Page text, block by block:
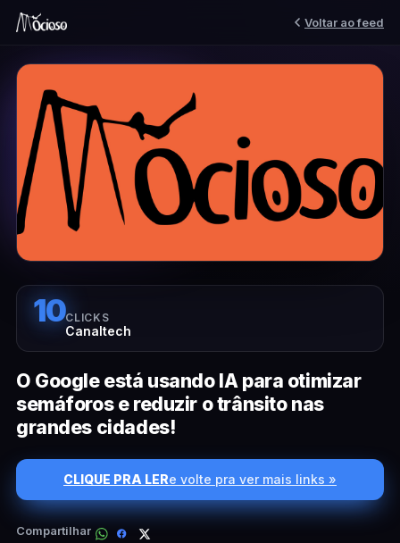
Voltar ao feed
10CLICKS
Canaltech
O Google está usando IA para otimizar
semáforos e reduzir o trânsito nas
grandes cidades!
CLIQUE PRA LERe volte pra ver mais links »
Compartilhar